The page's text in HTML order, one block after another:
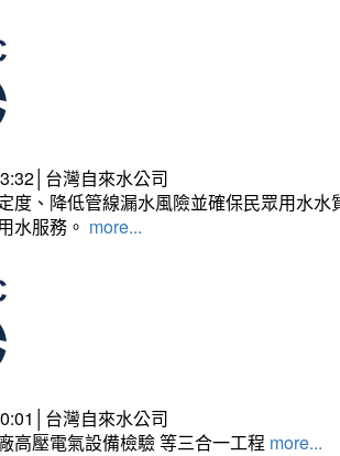
台灣自來水公司
度、降低管線漏水風險並確保民眾用水
水服務。 more...
台灣自來水公司
高壓電氣設備檢驗 等三合一工程 more...